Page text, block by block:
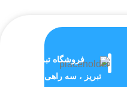
فروشگاه تبریز
تبریز ، سه راهی ولیعصر